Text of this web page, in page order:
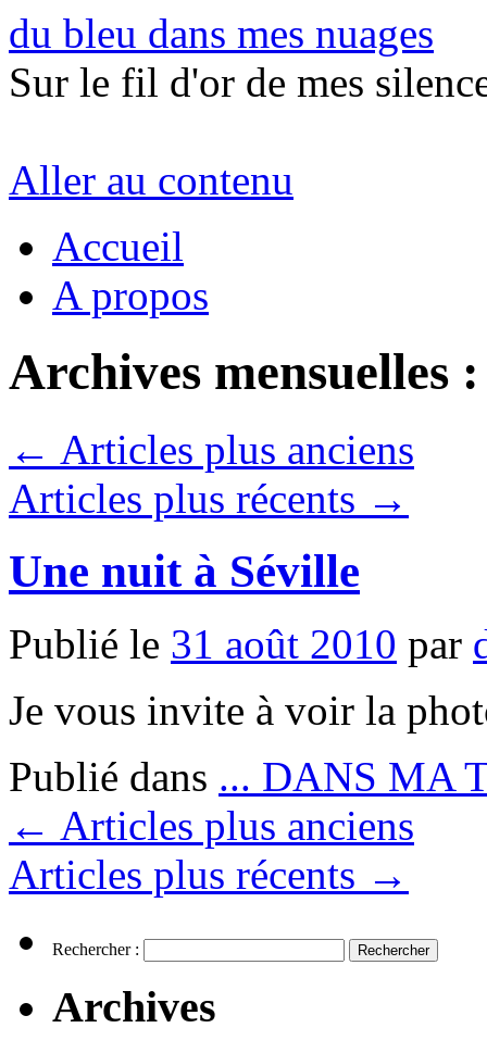
du bleu dans mes nuages
Sur le fil d'or de mes
Aller au contenu
Accueil
A propos
Archives mensuelles
← Articles plus anciens
Articles plus récents →
Une nuit à Séville
Publié le 31 août 2010 par
Je vous invite à voir la
Publié dans ... DANS MA
← Articles plus anciens
Articles plus récents →
Rechercher :
Archives